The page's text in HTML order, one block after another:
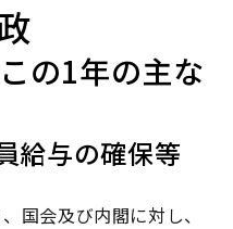
の1年の主な
給与の確保等
国会及び内閣に対し、